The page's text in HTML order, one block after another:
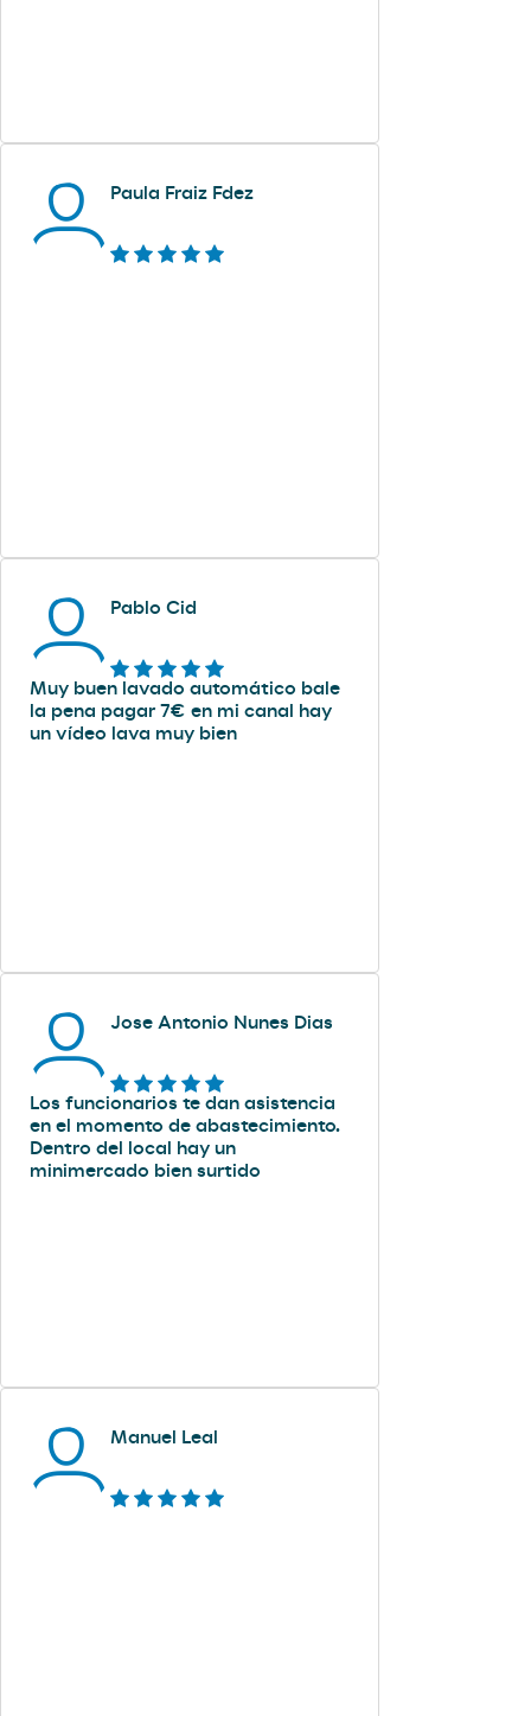
Paula Fraiz Fdez
Pablo Cid
Muy buen lavado automático bale
la pena pagar 7€ en mi canal hay
un vídeo lava muy bien
Jose Antonio Nunes Dias
Los funcionarios te dan asistencia
en el momento de abastecimiento.
Dentro del local hay un
minimercado bien surtido
Manuel Leal